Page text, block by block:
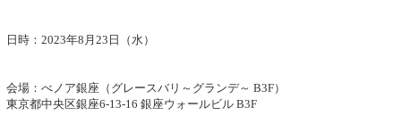
日時：2023年8月23日（水）
会場：べノア銀座（グレースバリ～グランデ～ B3F）
東京都中央区銀座6-13-16 銀座ウォールビル B3F